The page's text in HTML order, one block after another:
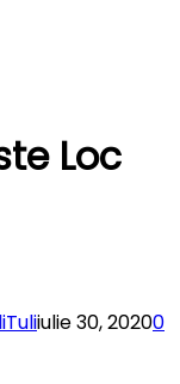
Loc
iulie 30, 20200